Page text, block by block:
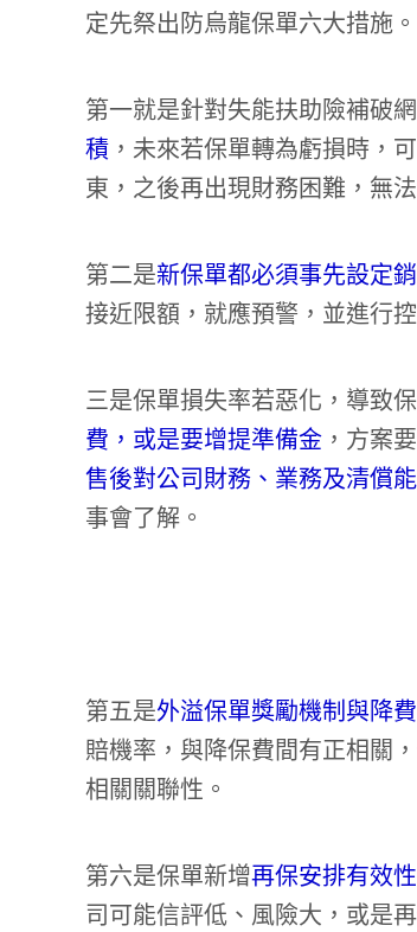
定先祭出防烏龍保單六大措施。
第一就是針對失能扶助險補破
積 ，未來若保單轉為虧損時，
東，之後再出現財務困難，無法
第二是新保單都必須事先設定
接近限額，就應預警，並進行
三是保單損失率若惡化，導致
費，或是要增提準備金 ，方案
售後對公司財務、業務及清償
事會了解。
第五是外溢保單獎勵機制與降
賠機率，與降保費間有正相關
相關關聯性。
第六是保單新增再保安排有效
司可能信評低、風險大，或是